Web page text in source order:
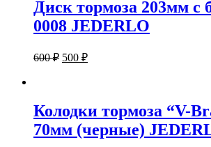
Диск тормоза 203мм с
0008 JEDERLO
600₽ 500 ₽
Колодки тормоза “V-
70мм (черные)